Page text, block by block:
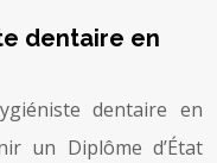
dentaire en
dentaire en
un Diplôme d’État